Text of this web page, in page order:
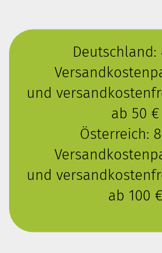
Deutschland:
und
ab 50 €
Österreich:
und
ab 100 €